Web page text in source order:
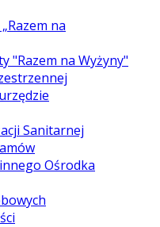
na
"Razem na Wyżyny"
Sanitarnej
Ośrodka